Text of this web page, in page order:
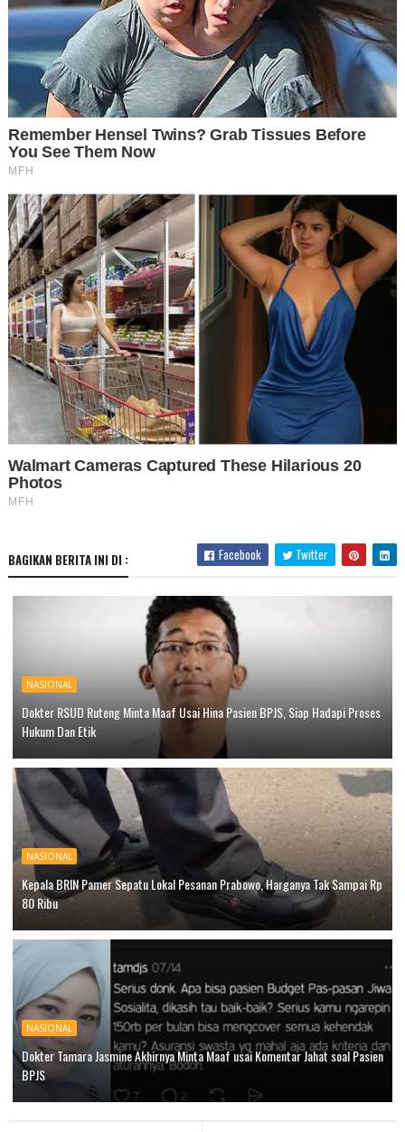
BAGIKAN BERITA INI DI : Facebook Twitter
NASIONAL
Dokter RSUD Ruteng Minta Maaf Usai Hina Pasien BPJS, Siap Hadapi Proses
Hukum Dan Etik
NASIONAL
Kepala BRIN Pamer Sepatu Lokal Pesanan Prabowo, Harganya Tak Sampai Rp
80 Ribu
NASIONAL
Dokter Tamara Jasmine Akhirnya Minta Maaf usai Komentar Jahat soal Pasien
BPJS